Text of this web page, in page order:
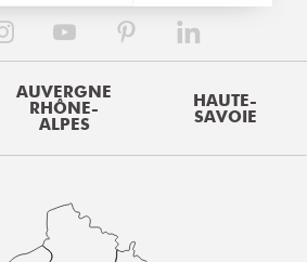
AUVERGNE
RHÔNE-
ALPES
HAUTE-
SAVOIE